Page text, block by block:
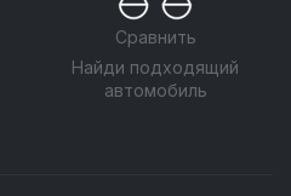
Сравнить
Найди подходящий
автомобиль